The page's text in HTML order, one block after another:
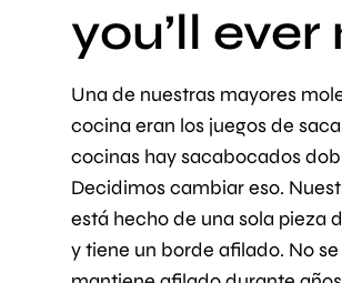
you’ll ever
Una de nuestras mayores
cocina eran los juegos de
cocinas hay sacabocados
Decidimos cambiar eso.
está hecho de una sola pieza
y tiene un borde afilado. No